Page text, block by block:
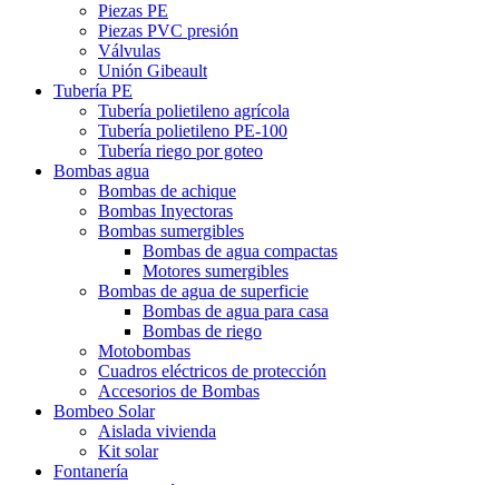
Piezas PE
Piezas PVC presión
Válvulas
Unión Gibeault
Tubería PE
Tubería polietileno agrícola
Tubería polietileno PE-100
Tubería riego por goteo
Bombas agua
Bombas de achique
Bombas Inyectoras
Bombas sumergibles
Bombas de agua compactas
Motores sumergibles
Bombas de agua de superficie
Bombas de agua para casa
Bombas de riego
Motobombas
Cuadros eléctricos de protección
Accesorios de Bombas
Bombeo Solar
Aislada vivienda
Kit solar
Fontanería